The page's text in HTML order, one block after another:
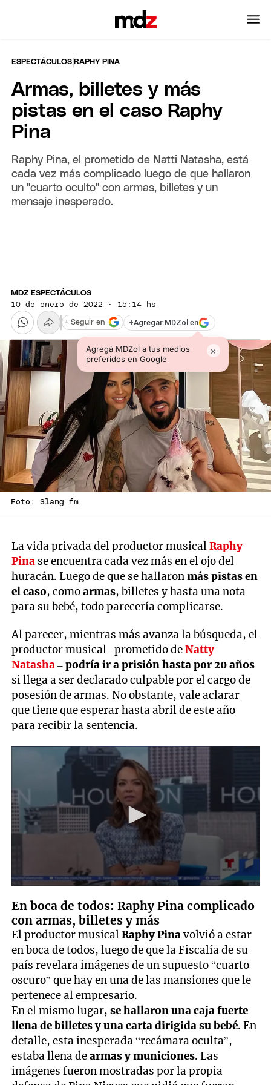
ESPECTÁCULOS |RAPHY PINA
Armas, billetes y más
pistas en el caso Raphy
Pina
Raphy Pina, el prometido de Natti Natasha, está
cada vez más complicado luego de que hallaron
un "cuarto oculto" con armas, billetes y un
mensaje inesperado.
MDZ ESPECTÁCULOS
10 de enero de 2022 · 15:14 hs
+Agregar MDZol en
Agregá MDZol a tus medios
preferidos en Google
×
+ Seguir en
Foto: Slang fm
La vida privada del productor musicalRaphy
Pina se encuentra cada vez más en el ojo del
huracán. Luego de que se hallaronmás pistas en
el caso, comoarmas, billetes y hasta una nota
para su bebé, todo parecería complicarse.
Al parecer, mientras más avanza la búsqueda, el
productor musical –prometido deNatty
Natasha–podría ir a prisión hasta por 20 años
si llega a ser declarado culpable por el cargo de
posesión de armas. No obstante, vale aclarar
que tiene que esperar hasta abril de este año
para recibir la sentencia.
seconds
of
3
minutes,
20
seconds
En boca de todos: Raphy Pina complicado
con armas, billetes y más
El productor musicalRaphy Pinavolvió a estar
en boca de todos, luego de que la Fiscalía de su
país revelara imágenes de un supuesto “cuarto
oscuro” que hay en una de las mansiones que le
pertenece al empresario.
En el mismo lugar,se hallaron una caja fuerte
llena de billetes y una carta dirigida su bebé. En
detalle, esta inesperada “recámara oculta”,
estaba llena dearmas y municiones. Las
imágenes fueron mostradas por la propia